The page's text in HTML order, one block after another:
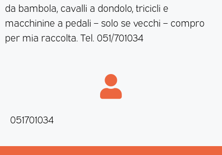
da bambola, cavalli a dondolo, tricicli e
macchinine a pedali – solo se vecchi – compro
per mia raccolta. Tel. 051/701034
051701034